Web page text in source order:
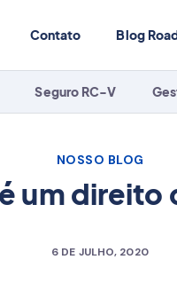
Contato Blog
Seguro RC-V
NOSSO BLOG
um direito
6 DE JULHO, 2020